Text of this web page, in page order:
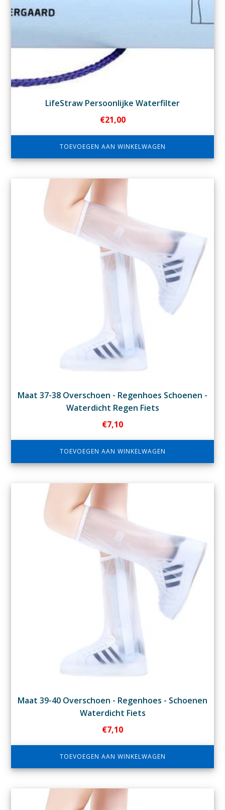
LifeStraw Persoonlijke Waterfilter
€21,00
TOEVOEGEN AAN WINKELWAGEN
Maat 37-38 Overschoen - Regenhoes Schoenen -
Waterdicht Regen Fiets
€7,10
TOEVOEGEN AAN WINKELWAGEN
Maat 39-40 Overschoen - Regenhoes - Schoenen
Waterdicht Fiets
€7,10
TOEVOEGEN AAN WINKELWAGEN